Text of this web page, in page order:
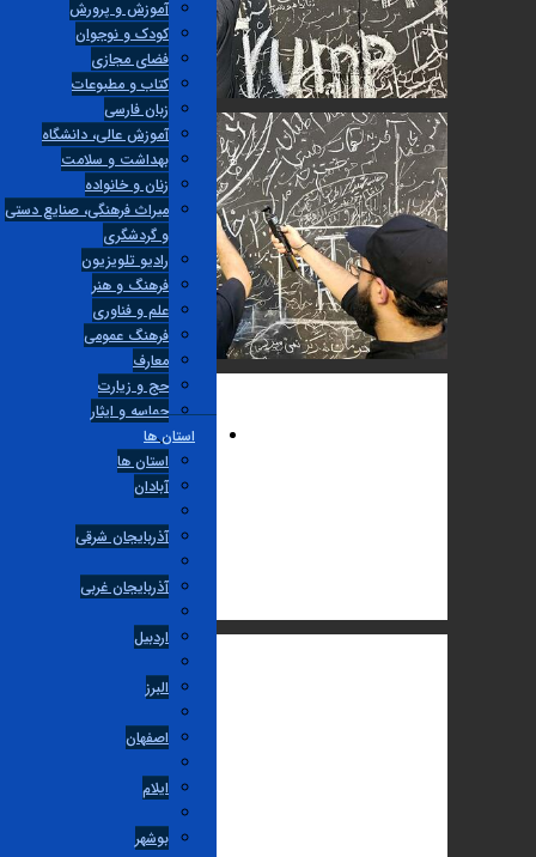
آموزش و پرورش
کودک و نوجوان
فضای مجازی
کتاب و مطبوعات
زبان فارسی
آموزش عالی، دانشگاه
بهداشت و سلامت
زنان و خانواده
میراث فرهنگی، صنایع دستی
و گردشگری
راديو تلويزيون
فرهنگ و هنر
علم و فناوری
فرهنگ عمومی
معارف
حج و زیارت
حماسه و ایثار
استان ها
استان ها
آبادان
آذربایجان شرقی
آذربایجان غربی
اردبیل
اصفهان
بوشهر